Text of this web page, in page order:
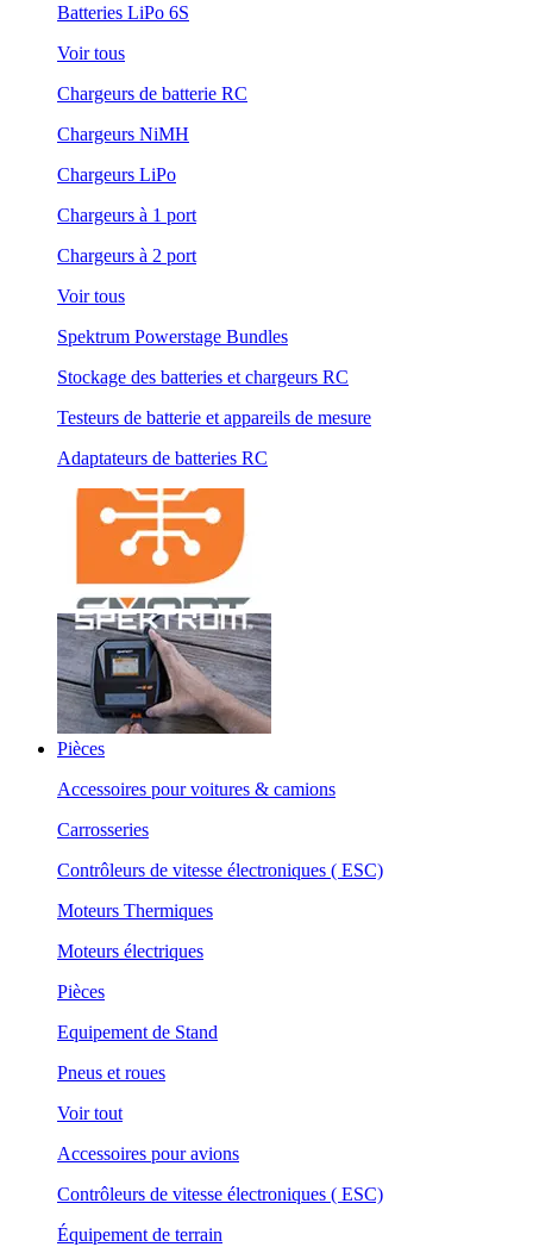
Batteries LiPo 6S
Voir tous
Chargeurs de batterie RC
Chargeurs NiMH
Chargeurs LiPo
Chargeurs à 1 port
Chargeurs à 2 port
Voir tous
Spektrum Powerstage Bundles
Stockage des batteries et chargeurs RC
Testeurs de batterie et appareils de mesure
Adaptateurs de batteries RC
Pièces
Accessoires pour voitures & camions
Carrosseries
Contrôleurs de vitesse électroniques ( ESC)
Moteurs Thermiques
Moteurs électriques
Pièces
Equipement de Stand
Pneus et roues
Voir tout
Accessoires pour avions
Contrôleurs de vitesse électroniques ( ESC)
Équipement de terrain